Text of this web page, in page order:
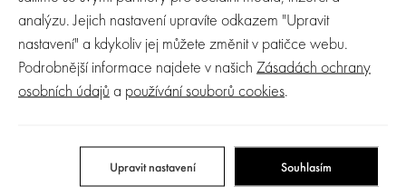
- věk: od narození
Hračky holandského výrobce Happy Horse jsou testované
pro děti od narození.
analýzu. Jejich nastavení upravíte odkazem "Upravit
nastavení" a kdykoliv jej můžete změnit v patičce webu.
Podrobnější informace najdete v našich Zásadách ochrany
osobních údajů a používání souborů cookies.
Upravit nastavení Souhlasím